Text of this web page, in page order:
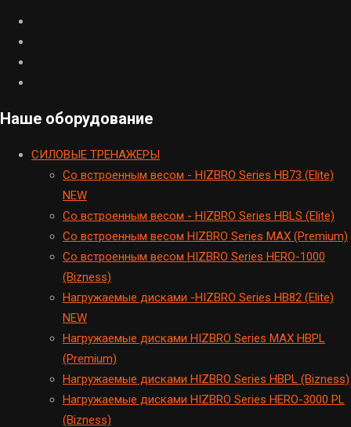
Наше оборудование
CИЛОВЫЕ ТРЕНАЖЕРЫ
Cо встроенным весом - HIZBRO Series HB73 (Elite)
NEW
Cо встроенным весом - HIZBRO Series HBLS (Elite)
Со встроенным весом HIZBRO Series MAX (Premium)
Cо встроенным весом HIZBRO Series HERO-1000
(Bizness)
Hагружаемые дисками -HIZBRO Series HB82 (Elite)
NEW
Нагружаемые дисками HIZBRO Series MAX HBPL
(Premium)
Hагружаемые дисками HIZBRO Series HBPL (Bizness)
Hагружаемые дисками HIZBRO Series HERO-3000 PL
(Bizness)